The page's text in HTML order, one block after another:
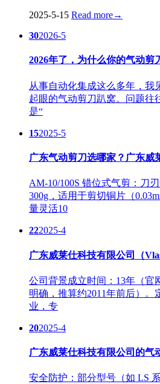
2025-5-15 Read more→
302026-5
2026年了，为什么你的气动
从事自动化集成这么多年，我
起眼的气动剪刀趴窝。问题往
是“
152025-5
广东气动剪刀选哪家？广东
AM-10/100S 错位式气剪：刀
300g，适用于剪切铜片（
量灵活10
222025-4
广东威莱仕科技有限公司（
公司背景成立时间：13年（官
明确，推算约2011年前后）。
业，专
202025-4
广东威莱仕科技有限公司的
安全防护：部分型号（如 LS